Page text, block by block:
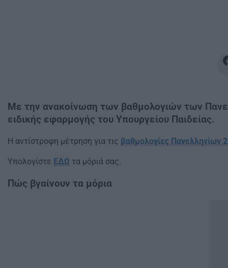
Με την ανακοίνωση των βαθμολογιών των
ειδικής εφαρμογής του Υπουργείου Παιδείας.
Η αντίστροφη μέτρηση για τις βαθμολογίες Πανελληνίων
Υπολογίστε ΕΔΩ τα μόριά σας.
Πώς βγαίνουν τα μόρια